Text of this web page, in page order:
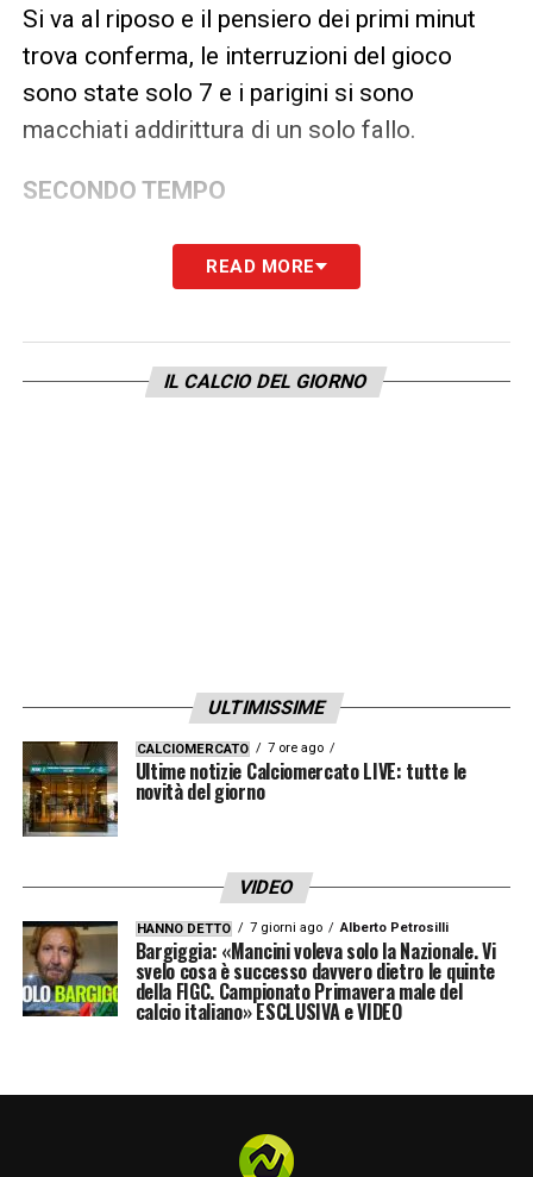
Si va al riposo e il pensiero dei primi minut
trova conferma, le interruzioni del gioco
sono state solo 7 e i parigini si sono
macchiati addirittura di un solo fallo.
SECONDO TEMPO
Pochi secondi della ripresa e Marquinhos
allarga l’alettone su McGinn, Sanchez ben
irregolare. Pau Lopez poco dopo cintura
Hakimi, il fallo c’è, il cartellino no. Dembele
quelli inglesi, 3 i francesi!
LA PLAYLIST DELLE NOSTRE TOP NEWS
READ MORE
IL CALCIO DEL GIORNO
ULTIMISSIME
CALCIOMERCATO 7 ore ago
Ultime notizie Calciomercato LIVE: tutte le
novità del giorno
VIDEO
HANNO DETTO 7 giorni ago Alberto Petrosilli
Bargiggia: «Mancini voleva solo la Nazionale. Vi
svelo cosa è successo davvero dietro le quinte
della FIGC. Campionato Primavera male del
calcio italiano» ESCLUSIVA e VIDEO